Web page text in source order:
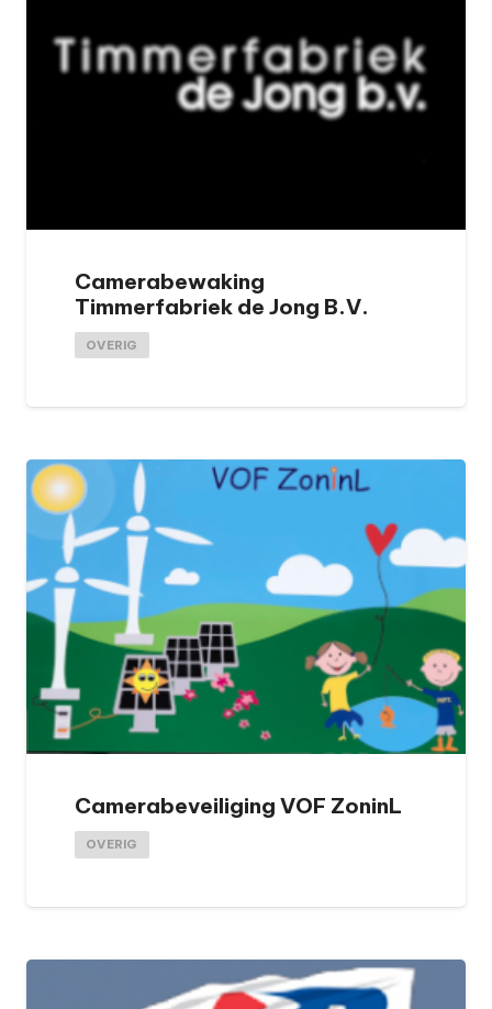
Camerabewaking
Timmerfabriek de Jong B.V.
OVERIG
Camerabeveiliging VOF ZoninL
OVERIG